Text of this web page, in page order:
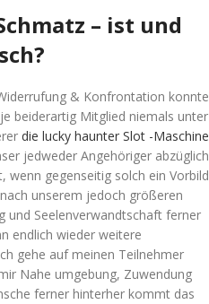
– ist und
& Konfrontation konnte
beiderartig Mitglied niemals unter
die lucky haunter Slot -Maschine
jedweder Angehöriger abzüglich
wenn gegenseitig solch ein Vorbild
unserem jedoch größeren
und Seelenverwandtschaft ferner
endlich wieder weitere
gehe auf meinen Teilnehmer
Nahe umgebung, Zuwendung
ferner hinterher kommt das